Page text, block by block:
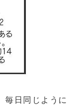
毎日同じように